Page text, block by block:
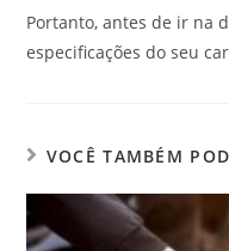
Portanto, antes de ir na
especificações do seu
VOCÊ TAMBÉM